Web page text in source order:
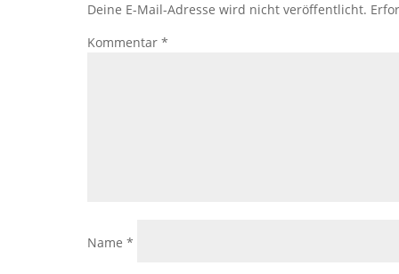
Deine E-Mail-Adresse wird nicht veröffentlicht.
Kommentar *
Name *